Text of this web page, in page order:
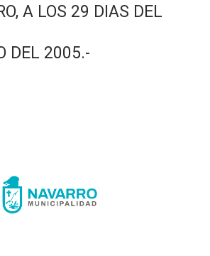
A LOS 29 DIAS DEL
DEL 2005.-